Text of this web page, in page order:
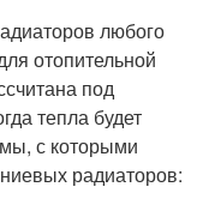
любого
отопительной
под
тепла будет
с которыми
радиаторов: